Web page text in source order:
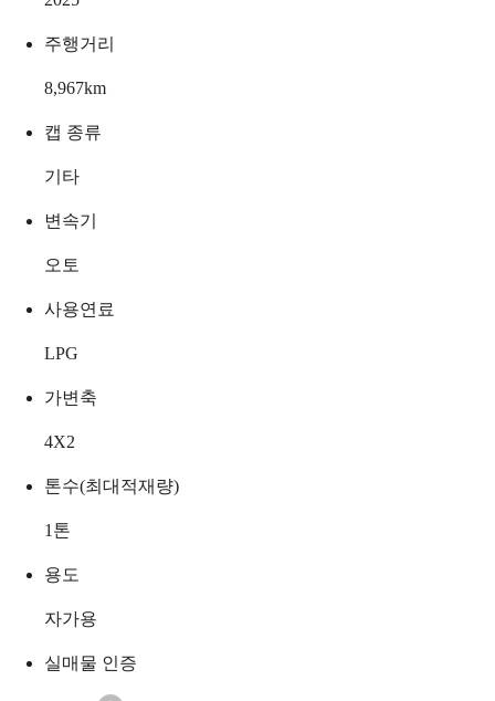
주행거리
8,967km
캡 종류
기타
변속기
오토
사용연료
LPG
가변축
4X2
톤수(최대적재량)
1 톤
용도
자가용
실매물 인증